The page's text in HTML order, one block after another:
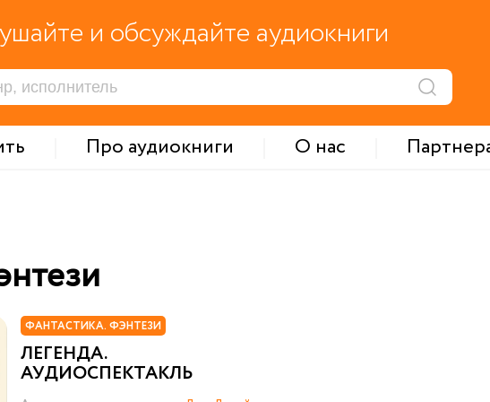
и обсуждайте аудиокниги
Про аудиокниги О нас
ФАНТАСТИКА. ФЭНТЕЗИ
ЛЕГЕНДА.
АУДИОСПЕКТАКЛЬ